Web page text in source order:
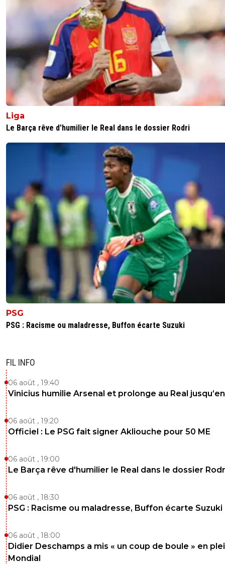
Liga
Le Barça rêve d'humilier le Real dans le dossier Rodri
PSG
PSG : Racisme ou maladresse, Buffon écarte Suzuki
FIL INFO
06 août , 19:40
Vinicius humilie Arsenal et prolonge au Real
06 août , 19:20
Officiel : Le PSG fait signer Akliouche pour 50 ME
06 août , 19:00
Le Barça rêve d'humilier le Real dans le dossier
06 août , 18:30
PSG : Racisme ou maladresse, Buffon écarte Suzuki
06 août , 18:00
Didier Deschamps a mis « un coup de boule » en
Mondial